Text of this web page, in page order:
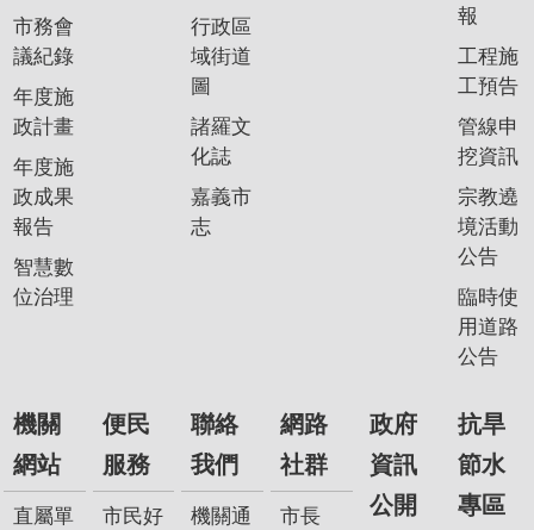
我
們
網
路
社
群
政
府
資
抗
旱
節
市務會
議紀錄
年度施
政計畫
年度施
政成果
報告
智慧數
位治理
行政區
域街道
圖
諸羅文
化誌
嘉義市
志
報
工程施
工預告
管線申
挖資訊
宗教遶
境活動
公告
臨時使
用道路
公告
機關
網站
直屬單
便民
服務
市民好
聯絡
我們
機關通
網路
社群
市長
政府
資訊
公開
抗旱
節水
專區